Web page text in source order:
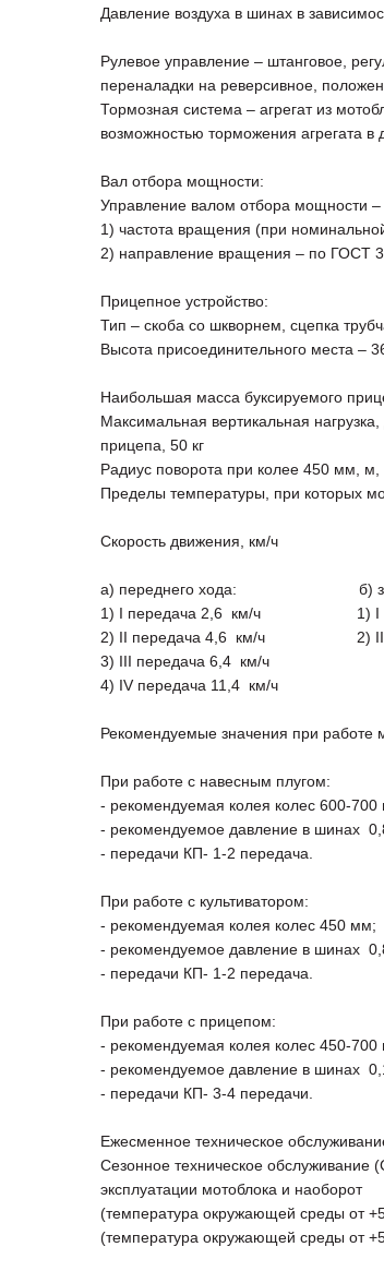
Давление воздуха в шинах в
Рулевое управление – штанговое,
переналадки на реверсивное,
Тормозная система – агрегат из
возможностью торможения агрегата в
Вал отбора мощности:
Управление валом отбора мощности
1) частота вращения (при
2) направление вращения – по ГОСТ
Прицепное устройство:
Тип – скоба со шкворнем, сцепка
Высота присоединительного места –
Наибольшая масса буксируемого
Максимальная вертикальная
прицепа, 50 кг
Радиус поворота при колее 450 мм,
Пределы температуры, при которых
Скорость движения, км/ч
а) переднего хода: б)
1) I передача 2,6 км/ч 1) I
2) II передача 4,6 км/ч 2) II
3) III передача 6,4 км/ч
4) IV передача 11,4 км/ч
Рекомендуемые значения при работе
При работе с навесным
- рекомендуемая колея колес
- рекомендуемое давление в
- передачи КП- 1-2
При работе с
- рекомендуемая колея колес
- рекомендуемое давление в
- передачи КП- 1-2
При работе с прицепом:
- рекомендуемая колея колес 450-700
- рекомендуемое давление в шинах
- передачи КП- 3-4 передачи.
Ежесменное техническое
Сезонное техническое обслуживание
эксплуатации мотоблока и наоборот
(температура окружающей среды от
(температура окружающей среды от